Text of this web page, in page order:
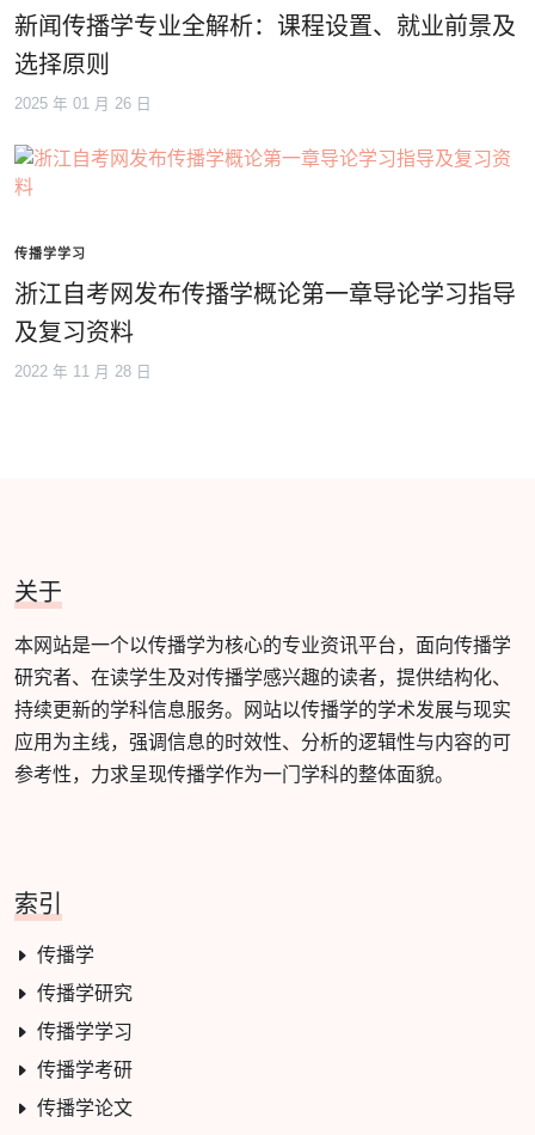
新闻传播学专业全解析：课程设置、就业前景及
选择原则
2025 年 01 月 26 日
传播学学习
浙江自考网发布传播学概论第一章导论学习指导
及复习资料
2022 年 11 月 28 日
关于
本网站是一个以传播学为核心的专业资讯平台，面向传播学
研究者、在读学生及对传播学感兴趣的读者，提供结构化、
持续更新的学科信息服务。网站以传播学的学术发展与现实
应用为主线，强调信息的时效性、分析的逻辑性与内容的可
参考性，力求呈现传播学作为一门学科的整体面貌。
索引
传播学
传播学研究
传播学学习
传播学考研
传播学论文